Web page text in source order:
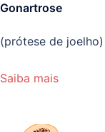
Gonartrose
(prótese de joelho)
Saiba mais